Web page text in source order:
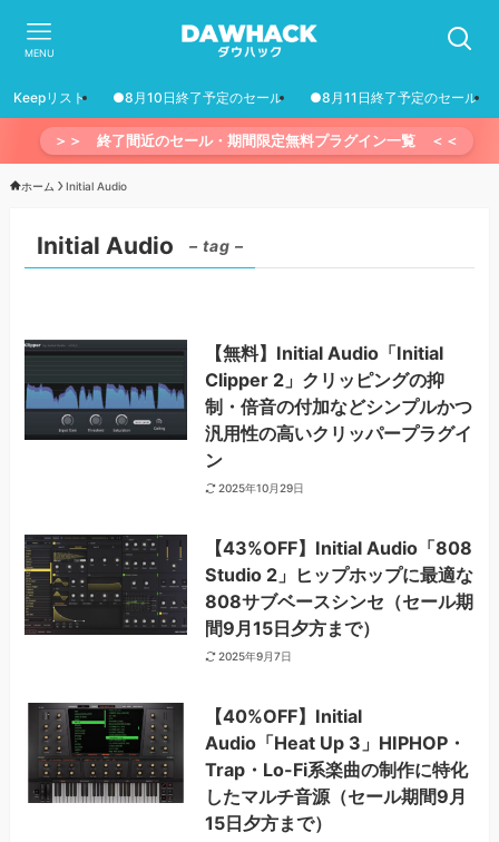
MENU
Keepリスト ●8月10日終了予定のセール ●8月11日終了予定のセール
＞＞ 終了間近のセール・期間限定無料プラグイン一覧 ＜＜
ホーム Initial Audio
Initial Audio – tag –
【無料】Initial Audio「Initial
Clipper 2」クリッピングの抑
制・倍音の付加などシンプルかつ
汎用性の高いクリッパープラグイ
ン
2025年10月29日
【43%OFF】Initial Audio「808
Studio 2」ヒップホップに最適な
808サブベースシンセ（セール期
間9月15日夕方まで）
2025年9月7日
【40%OFF】Initial
Audio「Heat Up 3」HIPHOP・
Trap・Lo-Fi系楽曲の制作に特化
したマルチ音源（セール期間9月
15日夕方まで）